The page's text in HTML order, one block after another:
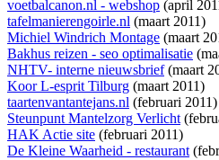
voetbalcanon.nl - webshop (april
tafelmanierengoirle.nl (maart 2011)
Michiel Windrich Montage (maart
Bakhus reizen - seo optimalisatie
NHTV- interne nieuwsbrief(maart
Koor L-esprit Tilburg (maart 2011)
taartenvantantejans.nl (februari 2011)
Steunpunt Mantelzorg Verlicht
HAK Actie site (februari 2011)
De Kleine Waarheid - restaurant